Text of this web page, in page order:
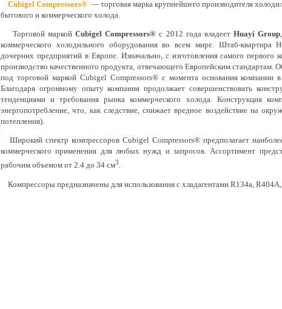
Cubigel Compressors® — торговая марка крупнейшего производителя
бытового и коммерческого холода.
Торговой маркойCubigel Compressors®с 2012 года владеет Huayi Group
коммерческого холодильного оборудования во всем мире. Штаб-квартира
дочерних предприятий в Европе. Изначально, с изготовления самого первого
производство качественного продукта, отвечающего Европейским стандартам.
под торговой маркой Cubigel Compressors® с момента основания компании
Благодаря огромному опыту компания продолжает совершенствовать
тенденциями и требования рынка коммерческого холода. Конструкция
энергопотребление, что, как следствие, снижает вредное воздействие на
потепления).
Широкий спектр компрессоров Cubigel Compressors® предполагает
коммерческого применения для любых нужд и запросов. Ассортимент
рабочим объемом от 2.4 до 34 см3.
Компрессоры предназначены для использования с хладагентами R134a,